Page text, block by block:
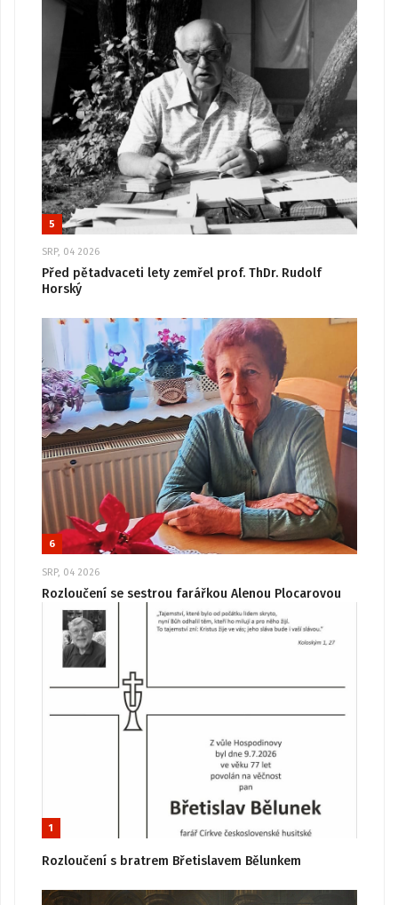
5
SRP, 04 2026
Před pětadvaceti lety zemřel prof. ThDr. Rudolf
Horský
6
SRP, 04 2026
Rozloučení se sestrou farářkou Alenou Plocarovou
1
Rozloučení s bratrem Břetislavem Bělunkem